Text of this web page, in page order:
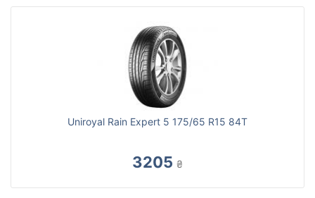
Uniroyal Rain Expert 5 175/65 R15 84T
3205 ₴